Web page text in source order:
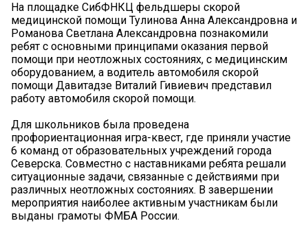
На площадке СибФНКЦ фельдшеры скорой
медицинской помощи Тулинова Анна Александровна и
Романова Светлана Александровна познакомили
ребят с основными принципами оказания первой
помощи при неотложных состояниях, с медицинским
оборудованием, а водитель автомобиля скорой
помощи Давитадзе Виталий Гивиевич представил
работу автомобиля скорой помощи.
Для школьников была проведена
профориентационная игра-квест, где приняли участие
6 команд от образовательных учреждений города
Северска. Совместно с наставниками ребята решали
ситуационные задачи, связанные с действиями при
различных неотложных состояниях. В завершении
мероприятия наиболее активным участникам были
выданы грамоты ФМБА России.